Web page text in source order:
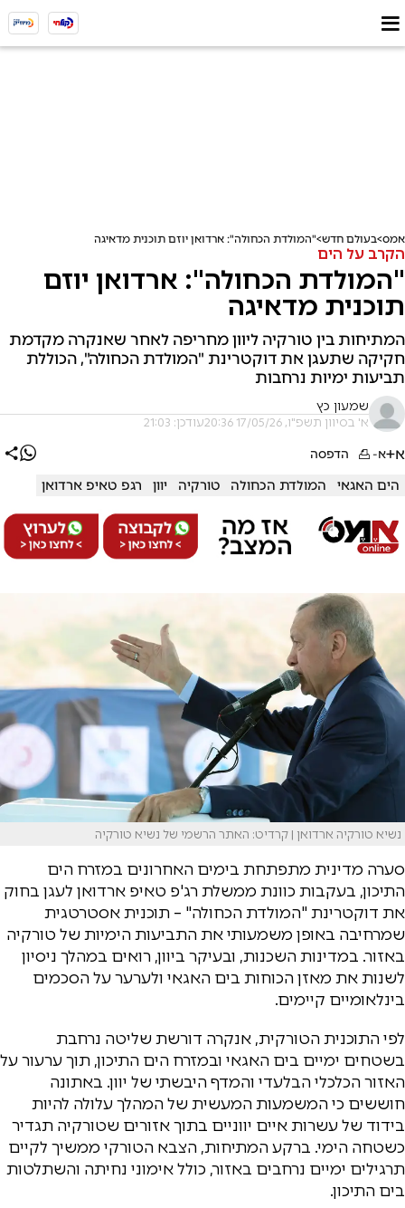
אמס בעולם חדש "המולדת הכחולה": ארדואן יוזם תוכנית מדאיגה
הקרב על הים
"המולדת הכחולה": ארדואן יוזם
תוכנית מדאיגה
המתיחות בין טורקיה ליוון מחריפה לאחר שאנקרה מקדמת
חקיקה שתעגן את דוקטרינת "המולדת הכחולה", הכוללת
תביעות ימיות נרחבות
שמעון כץ
א' בסיוון תשפ"ו, 17/05/26 20:36 עודכן: 21:03
א+א- הדפסה
הים האגאי המולדת הכחולה טורקיה יוון רגפ טאיפ ארדואן
נשיא טורקיה ארדואן | קרדיט: האתר הרשמי של נשיא טורקיה
סערה מדינית מתפתחת בימים האחרונים במזרח הים
התיכון, בעקבות כוונת ממשלת רג'פ טאיפ ארדואן לעגן בחוק
את דוקטרינת "המולדת הכחולה" – תוכנית אסטרטגית
שמרחיבה באופן משמעותי את התביעות הימיות של טורקיה
באזור. במדינות השכנות, ובעיקר ביוון, רואים במהלך ניסיון
לשנות את מאזן הכוחות בים האגאי ולערער על הסכמים
בינלאומיים קיימים.
לפי התוכנית הטורקית, אנקרה דורשת שליטה נרחבת
בשטחים ימיים בים האגאי ובמזרח הים התיכון, תוך ערעור על
האזור הכלכלי הבלעדי והמדף היבשתי של יוון. באתונה
חוששים כי המשמעות המעשית של המהלך עלולה להיות
בידוד של עשרות איים יווניים בתוך אזורים שטורקיה תגדיר
כשטחה הימי. ברקע המתיחות, הצבא הטורקי ממשיך לקיים
תרגילים ימיים נרחבים באזור, כולל אימוני נחיתה והשתלטות
בים התיכון.